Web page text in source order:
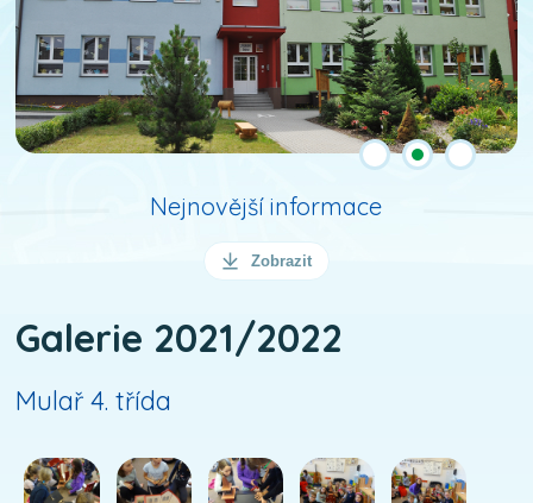
Nejnovější informace
Zobrazit
Galerie 2021/2022
Mulař 4. třída